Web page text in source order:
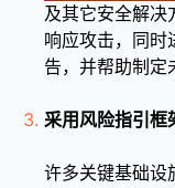
及其它安全解决
响应攻击，同时
告，并帮助制定
采用风险指引框
许多关键基础设